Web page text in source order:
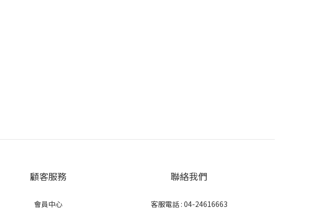
顧客服務
會員中心
聯絡我們
客服電話 : 04-24616663